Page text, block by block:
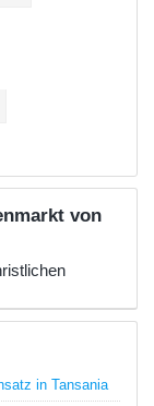
von
in Tansania